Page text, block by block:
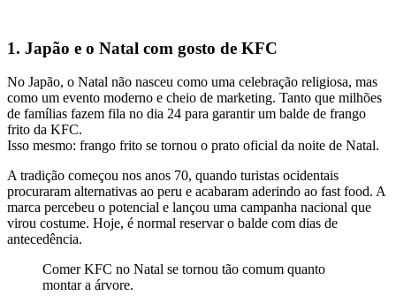
1. Japão e o Natal com gosto de KFC
No Japão, o Natal não nasceu como uma celebração religiosa, mas
como um evento moderno e cheio de marketing. Tanto que milhões
de famílias fazem fila no dia 24 para garantir um balde de frango
frito da KFC.
Isso mesmo: frango frito se tornou o prato oficial da noite de Natal.
A tradição começou nos anos 70, quando turistas ocidentais
procuraram alternativas ao peru e acabaram aderindo ao fast food. A
marca percebeu o potencial e lançou uma campanha nacional que
virou costume. Hoje, é normal reservar o balde com dias de
antecedência.
Comer KFC no Natal se tornou tão comum quanto
montar a árvore.